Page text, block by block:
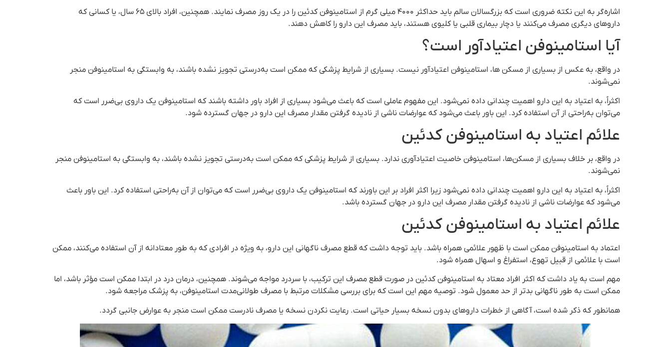
اشاره‌گر به این نکته ضروری است که بزرگسالان سالم باید حداکثر ۴۰۰۰ میلی گرم از استامینوفن کدئین را در یک روز مصرف نمایند. همچنین، افراد بالای ۶۵ سال، یا کسانی که
داروهای دیگری مصرف می‌کنند یا دچار بیماری قلبی یا کلیوی هستند، باید مصرف این دارو را کاهش دهند.
آیا استامینوفن اعتیادآور است؟
در واقع، به عکس از بسیاری از مسکن ها، استامینوفن اعتیادآور نیست. بسیاری از شرایط پزشکی که ممکن است به‌درستی تجویز نشده باشند، به وابستگی به استامینوفن منجر
نمی‌شوند.
اکثراً، به اعتیاد به این دارو اهمیت چندانی داده نمی‌شود. این مفهوم عاملی است که باعث می‌شود بسیاری از افراد باور داشته باشند که استامینوفن یک داروی بی‌ضرر است که
می‌توان به‌راحتی از آن استفاده کرد. این باور باعث می‌شود که عوارضات ناشی از نادیده گرفتن مقدار مصرف این دارو در جهان گسترده شود.
علائم اعتیاد به استامینوفن کدئین
در واقع، بر خلاف بسیاری از مسکن‌ها، استامینوفن خاصیت اعتیادآوری ندارد. بسیاری از شرایط پزشکی که ممکن است به‌درستی تجویز نشده باشند، به وابستگی به استامینوفن منجر
نمی‌شوند.
اکثراً، به اعتیاد به این دارو اهمیت چندانی داده نمی‌شود زیرا اکثر افراد بر این باورند که استامینوفن یک داروی بی‌ضرر است که می‌توان از آن به‌راحتی استفاده کرد. این باور باعث
می‌شود که عوارضات ناشی از نادیده گرفتن مقدار مصرف این دارو در جهان گسترده باشد.
علائم اعتیاد به استامینوفن کدئین
اعتماد به استامینوفن ممکن است با ظهور علائمی همراه باشد. باید توجه داشت که قطع مصرف ناگهانی این دارو، به ویژه در افرادی که به طور معتادانه از آن استفاده می‌کنند، ممکن
است با علائمی از قبیل تهوع، استفراغ و اسهال همراه شود.
مهم است به یاد داشت که اکثر افراد معتاد به استامینوفن کدئین در صورت قطع مصرف این ترکیب، با سردرد مواجه می‌شوند. همچنین، درمان درد در ابتدا ممکن است مؤثر باشد، اما
ممکن است به طور ناگهانی بدتر از حد معمول شود. توصیه مهم این است که برای بررسی مشکلات مرتبط با مصرف طولانی‌مدت استامینوفن، به پزشک مراجعه شود.
همانطور که ذکر شده است، آگاهی از خطرات داروهای بدون نسخه بسیار حیاتی است. رعایت نکردن نسخه یا مصرف نادرست ممکن است منجر به عوارض جانبی گردد.